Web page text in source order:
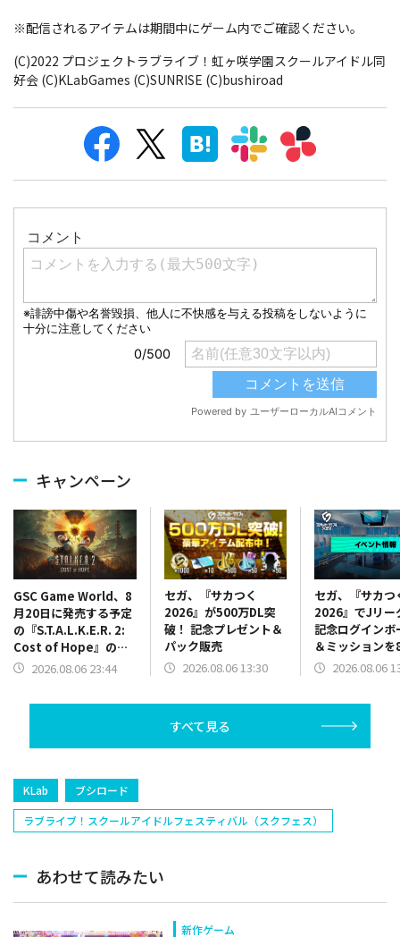
※配信されるアイテムは期間中にゲーム内でご確認ください。
(C)2022 プロジェクトラブライブ！虹ヶ咲学園スクールアイドル同
好会 (C)KLabGames (C)SUNRISE (C)bushiroad
キャンペーン
GSC Game World、8
月20日に発売する予定
の『S.T.A.L.K.E.R. 2:
Cost of Hope』のロ
ケーションを紹介する
2026.08.06 23:44
セガ、『サカつく
2026』が500万DL突
破！ 記念プレゼント＆
パック販売
2026.08.06 13:30
セガ、『サカつ
2026』でJリー
記念ログインボ
＆ミッション
13時より開催
2026.08.06
すべて見る
KLab
ブシロード
ラブライブ！スクールアイドルフェスティバル（スクフェス）
あわせて読みたい
新作ゲーム